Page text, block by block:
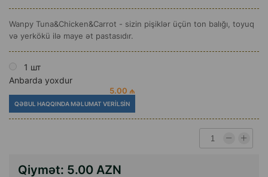
Wanpy Tuna&Chicken&Carrot - sizin pişiklər üçün ton balığı, toyuq
və yerkökü ilə maye ət pastasıdır.
1 шт
Anbarda yoxdur
5.00 ₼
QƏBUL HAQQINDA MƏLUMAT VERILSIN
Qiymət: 5.00 AZN